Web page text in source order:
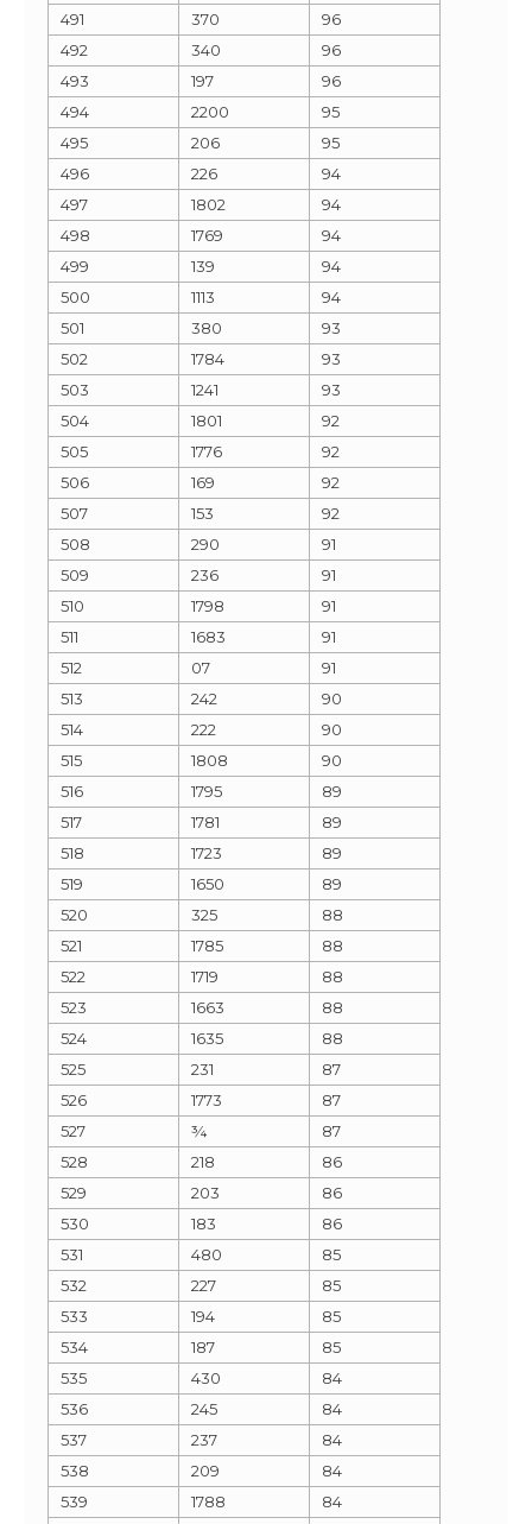
491
370
96
492
340
96
493
197
96
494
2200
95
495
206
95
496
226
94
497
1802
94
498
1769
94
499
139
94
500
1113
94
501
380
93
502
1784
93
503
1241
93
504
1801
92
505
1776
92
506
169
92
507
153
92
508
290
91
509
236
91
510
1798
91
511
1683
91
512
07
91
513
242
90
514
222
90
515
1808
90
516
1795
89
517
1781
89
518
1723
89
519
1650
89
520
325
88
521
1785
88
522
1719
88
523
1663
88
524
1635
88
525
231
87
526
1773
87
527
¾
87
528
218
86
529
203
86
530
183
86
531
480
85
532
227
85
533
194
85
534
187
85
535
430
84
536
245
84
537
237
84
538
209
84
539
1788
84